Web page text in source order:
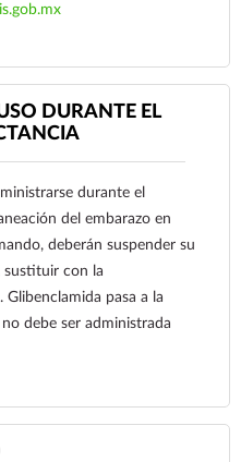
Ver másDURANTE EL
durante el
del embarazo en
deberán suspender su
sustituir con la
pasa a la
debe ser administrada